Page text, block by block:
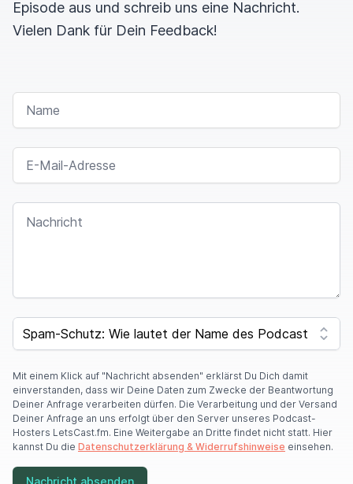
und vor allem auch die Zimmer besonders
barrierefrei oder barrierearm sein sollen.
es kam alles ein bisschen anders.
euch heute berichten.
Das beste Geschenk, was man sich gegenseitig
machen kann, ist immer gemeinsame Zeit.
Ich habe das früher nicht so aufgeschrieben
gehabt, aber du verschenkst ja gerne
Also wo immer möglich machen wir eben so
Ausflüge, gehen zu Shows oder einfach nur
gemeinsam essen.
Einfach um gemeinsam Zeit zu verbringen, das ist
Episode aus und schreib uns eine Nachricht.
Vielen Dank für Dein Feedback!
NAME
E-MAIL-ADRESSE
NACHRICHT
SPAM CAPTCHA
Mit einem Klick auf "Nachricht absenden" erklärst Du Dich damit
einverstanden, dass wir Deine Daten zum Zwecke der Beantwortung
Deiner Anfrage verarbeiten dürfen. Die Verarbeitung und der Versand
Deiner Anfrage an uns erfolgt über den Server unseres Podcast-
Hosters LetsCast.fm. Eine Weitergabe an Dritte findet nicht statt. Hier
kannst Du die Datenschutzerklärung & Widerrufshinweise einsehen.
Nachricht absenden